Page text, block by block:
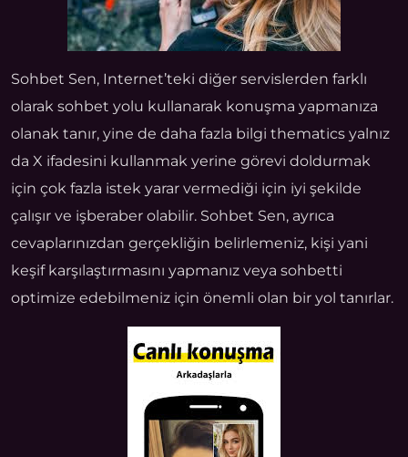
Sohbet Sen, Internet’teki diğer servislerden farklı
olarak sohbet yolu kullanarak konuşma yapmanıza
olanak tanır, yine de daha fazla bilgi thematics yalnız
da X ifadesini kullanmak yerine görevi doldurmak
için çok fazla istek yarar vermediği için iyi şekilde
çalışır ve işberaber olabilir. Sohbet Sen, ayrıca
cevaplarınızdan gerçekliğin belirlemeniz, kişi yani
keşif karşılaştırmasını yapmanız veya sohbetti
optimize edebilmeniz için önemli olan bir yol tanırlar.